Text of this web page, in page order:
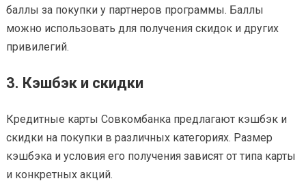
баллы за покупки у партнеров программы. Баллы
можно использовать для получения скидок и других
привилегий.
3. Кэшбэк и скидки
Кредитные карты Совкомбанка предлагают кэшбэк и
скидки на покупки в различных категориях. Размер
кэшбэка и условия его получения зависят от типа карты
и конкретных акций.